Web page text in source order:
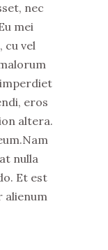
nec
mei
cu vel
eros
altera.
nulla
Et est
alienum